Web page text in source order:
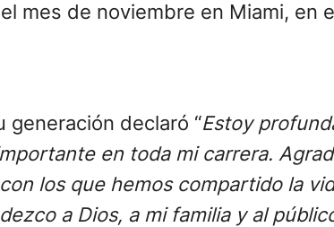
mes de noviembre en Miami, en
declaró “Estoy
en toda mi carrera.
los que hemos compartido la
a Dios, a mi familia y al